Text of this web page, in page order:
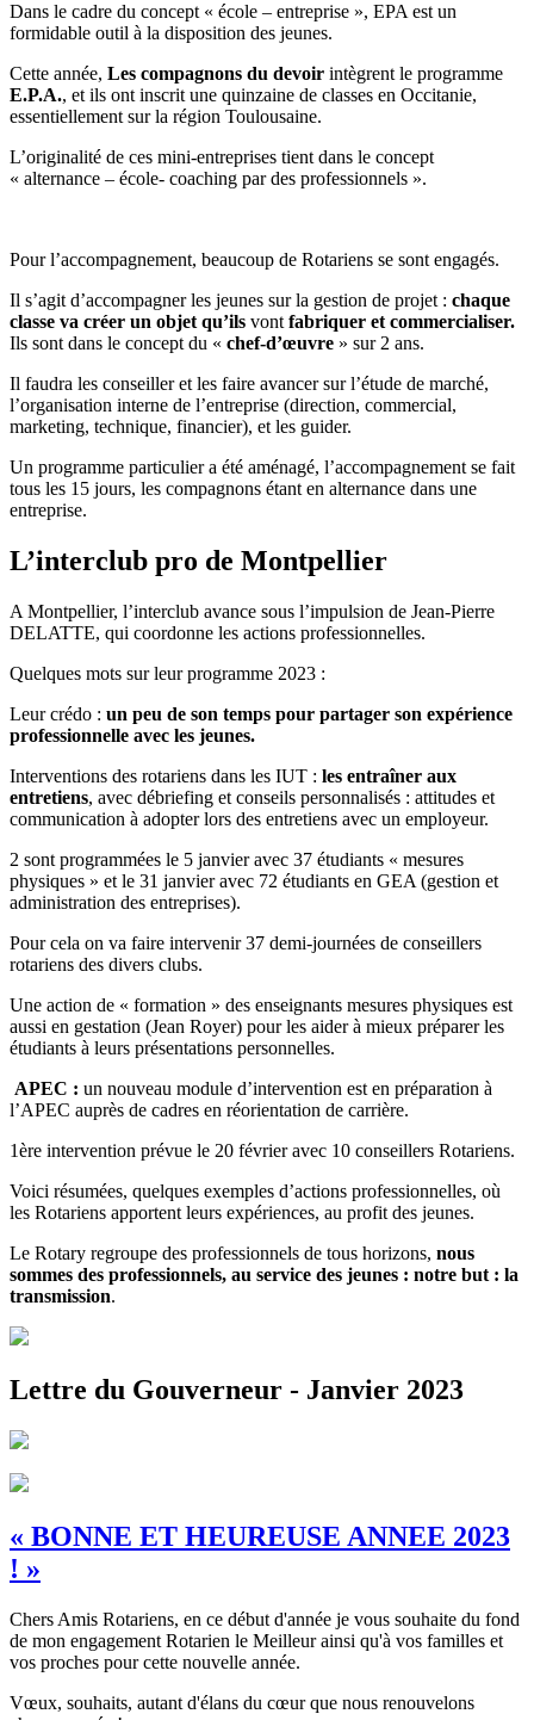
Dans le cadre du concept « école – entreprise », EPA est un
formidable outil à la disposition des jeunes.
Cette année, Les compagnons du devoir intègrent le programme
E.P.A., et ils ont inscrit une quinzaine de classes en Occitanie,
essentiellement sur la région Toulousaine.
L’originalité de ces mini-entreprises tient dans le concept
« alternance – école- coaching par des professionnels ».
Pour l’accompagnement, beaucoup de Rotariens se sont engagés.
Il s’agit d’accompagner les jeunes sur la gestion de projet : chaque
classe va créer un objet qu’ils vontfabriquer et commercialiser.
Ils sont dans le concept du « chef-d’œuvre » sur 2 ans.
Il faudra les conseiller et les faire avancer sur l’étude de marché,
l’organisation interne de l’entreprise (direction, commercial,
marketing, technique, financier), et les guider.
Un programme particulier a été aménagé, l’accompagnement se fait
tous les 15 jours, les compagnons étant en alternance dans une
entreprise.
L’interclub pro de Montpellier
A Montpellier, l’interclub avance sous l’impulsion de Jean-Pierre
DELATTE, qui coordonne les actions professionnelles.
Quelques mots sur leur programme 2023 :
Leur crédo : un peu de son temps pour partager son expérience
professionnelle avec les jeunes.
Interventions des rotariens dans les IUT : les entraîner aux
entretiens, avec débriefing et conseils personnalisés : attitudes et
communication à adopter lors des entretiens avec un employeur.
2 sont programmées le 5 janvier avec 37 étudiants « mesures
physiques » et le 31 janvier avec 72 étudiants en GEA (gestion et
administration des entreprises).
Pour cela on va faire intervenir 37 demi-journées de conseillers
rotariens des divers clubs.
Une action de « formation » des enseignants mesures physiques est
aussi en gestation (Jean Royer) pour les aider à mieux préparer les
étudiants à leurs présentations personnelles.
APEC : un nouveau module d’intervention est en préparation à
l’APEC auprès de cadres en réorientation de carrière.
1ère intervention prévue le 20 février avec 10 conseillers Rotariens.
Voici résumées, quelques exemples d’actions professionnelles, où
les Rotariens apportent leurs expériences, au profit des jeunes.
Le Rotary regroupe des professionnels de tous horizons, nous
sommes des professionnels, au service des jeunes : notre but : la
transmission.
Lettre du Gouverneur - Janvier 2023
« BONNE ET HEUREUSE ANNEE 2023
! »
Chers Amis Rotariens, en ce début d'année je vous souhaite du fond
de mon engagement Rotarien le Meilleur ainsi qu'à vos familles et
vos proches pour cette nouvelle année.
Vœux, souhaits, autant d'élans du cœur que nous renouvelons